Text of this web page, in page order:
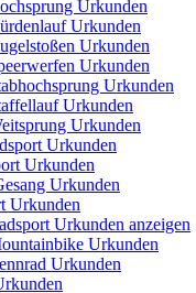
Urkunden
Urkunden
Urkunden
Urkunden
Urkunden
Urkunden
Urkunden
Urkunden
Urkunden
Urkunden
Urkunden
Urkunden anzeigen
Urkunden
Urkunden